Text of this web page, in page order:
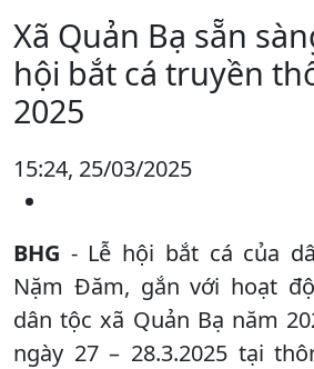
Xã Quản Bạ sẵn
hội bắt cá truyền
2025
15:24, 25/03/2025
BHG - Lễ hội bắt cá của
Nặm Đăm, gắn với hoạt
dân tộc xã Quản Bạ năm
ngày 27 – 28.3.2025 tại